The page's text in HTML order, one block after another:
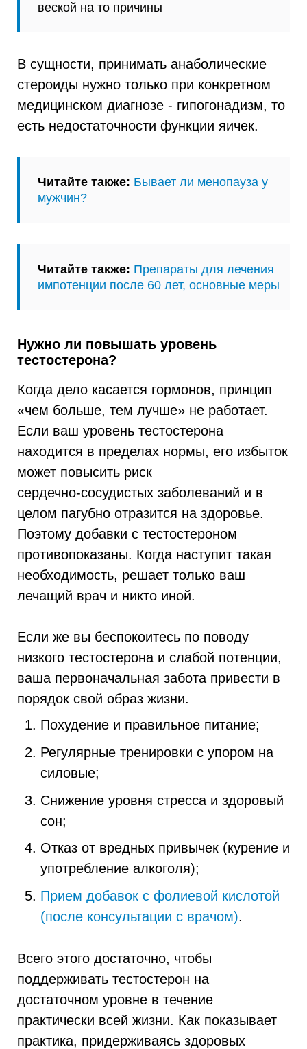
веской на то причины
В сущности, принимать анаболические
стероиды нужно только при конкретном
медицинском диагнозе - гипогонадизм, то
есть недостаточности функции яичек.
Читайте также: Бывает ли менопауза у
мужчин?
Читайте также: Препараты для лечения
импотенции после 60 лет, основные меры
Нужно ли повышать уровень
тестостерона?
Когда дело касается гормонов, принцип
«чем больше, тем лучше» не работает.
Если ваш уровень тестостерона
находится в пределах нормы, его избыток
может повысить риск
сердечно‑сосудистых заболеваний и в
целом пагубно отразится на здоровье.
Поэтому добавки с тестостероном
противопоказаны. Когда наступит такая
необходимость, решает только ваш
лечащий врач и никто иной.
Если же вы беспокоитесь по поводу
низкого тестостерона и слабой потенции,
ваша первоначальная забота привести в
порядок свой образ жизни.
Похудение и правильное питание;
Регулярные тренировки с упором на
силовые;
Снижение уровня стресса и здоровый
сон;
Отказ от вредных привычек (курение и
употребление алкоголя);
Прием добавок с фолиевой кислотой
(после консультации с врачом).
Всего этого достаточно, чтобы
поддерживать тестостерон на
достаточном уровне в течение
практически всей жизни. Как показывает
практика, придерживаясь здоровых